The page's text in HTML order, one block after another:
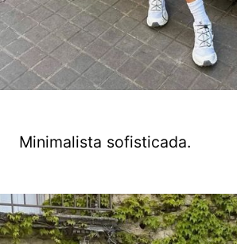
Minimalista sofisticada.